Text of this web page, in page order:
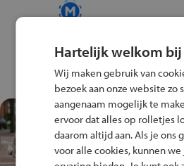
Test je
Fiets
Hartelijk welkom bij
Wij maken gebruik van
bezoek aan onze website zo
aangenaam mogelijk te
ervoor dat alles op rolletjes
daarom altijd aan. Als je ons
voor alle cookies, kunnen